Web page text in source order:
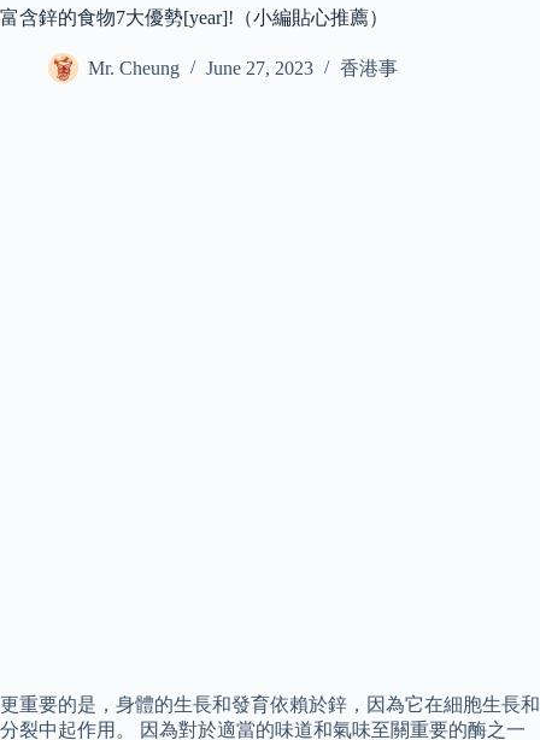
富含鋅的食物7大優勢[year]!（小編貼心推薦）
Mr. Cheung June 27, 2023 香港事
更重要的是，身體的生長和發育依賴於鋅，因為它在細胞生長和
分裂中起作用。 因為對於適當的味道和氣味至關重要的酶之一